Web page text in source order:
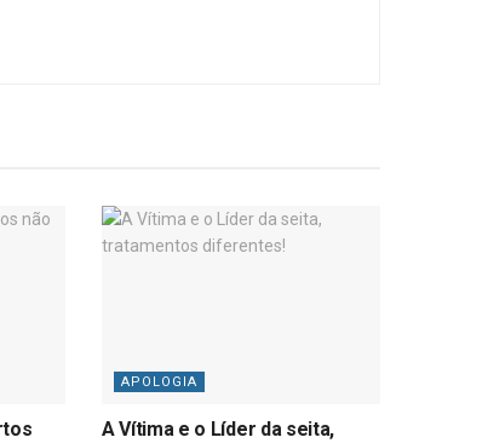
APOLOGIA
A Vítima e o Líder da seita,